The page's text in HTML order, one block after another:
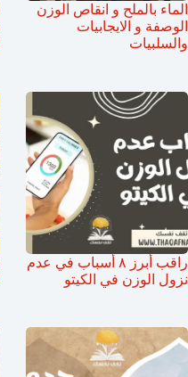
الماء بالملح و انقاص الوزن
الوصفة و الايجابيات
والسلبيات
راقب أبرز ٨ أسباب في عدم
نزول الوزن في الكيتو